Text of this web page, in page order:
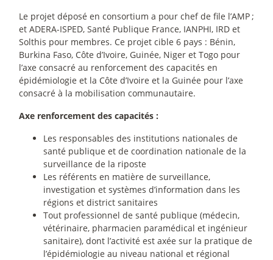
Le projet déposé en consortium a pour chef de file l’AMP ;
et ADERA-ISPED, Santé Publique France, IANPHI, IRD et
Solthis pour membres. Ce projet cible 6 pays : Bénin,
Burkina Faso, Côte d’Ivoire, Guinée, Niger et Togo pour
l’axe consacré au renforcement des capacités en
épidémiologie et la Côte d’Ivoire et la Guinée pour l’axe
consacré à la mobilisation communautaire.
Axe renforcement des capacités :
Les responsables des institutions nationales de
santé publique et de coordination nationale de la
surveillance de la riposte
Les référents en matière de surveillance,
investigation et systèmes d’information dans les
régions et district sanitaires
Tout professionnel de santé publique (médecin,
vétérinaire, pharmacien paramédical et ingénieur
sanitaire), dont l’activité est axée sur la pratique de
l’épidémiologie au niveau national et régional